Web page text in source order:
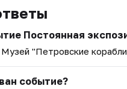
Постоянная
Музей "Петровские
событие?